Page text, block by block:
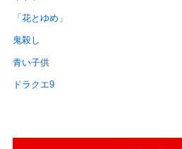
「花とゆめ」
鬼殺し
青い子供
ドラクエ9